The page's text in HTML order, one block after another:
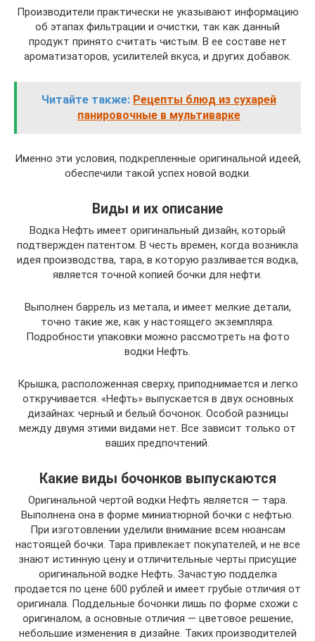
Производители практически не указывают информацию
об этапах фильтрации и очистки, так как данный
продукт принято считать чистым. В ее составе нет
ароматизаторов, усилителей вкуса, и других добавок.
Читайте также: Рецепты блюд из сухарей
панировочные в мультиварке
Именно эти условия, подкрепленные оригинальной идеей,
обеспечили такой успех новой водки.
Виды и их описание
Водка Нефть имеет оригинальный дизайн, который
подтвержден патентом. В честь времен, когда возникла
идея производства, тара, в которую разливается водка,
является точной копией бочки для нефти.
Выполнен баррель из метала, и имеет мелкие детали,
точно такие же, как у настоящего экземпляра.
Подробности упаковки можно рассмотреть на фото
водки Нефть.
Крышка, расположенная сверху, приподнимается и легко
откручивается. «Нефть» выпускается в двух основных
дизайнах: черный и белый бочонок. Особой разницы
между двумя этими видами нет. Все зависит только от
ваших предпочтений.
Какие виды бочонков выпускаются
Оригинальной чертой водки Нефть является — тара.
Выполнена она в форме миниатюрной бочки с нефтью.
При изготовлении уделили внимание всем нюансам
настоящей бочки. Тара привлекает покупателей, и не все
знают истинную цену и отличительные черты присущие
оригинальной водке Нефть. Зачастую подделка
продается по цене 600 рублей и имеет грубые отличия от
оригинала. Поддельные бочонки лишь по форме схожи с
оригиналом, а основные отличия — цветовое решение,
небольшие изменения в дизайне. Таких производителей